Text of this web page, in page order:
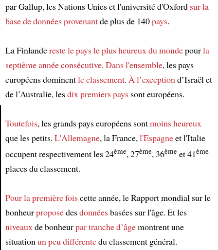
Article
par Gallup, les Nations Unies et l'université d'Oxford sur la
base de donnéesprovenantde plus de 140pays.
La Finlandereste le pays le plus heureux du mondepourla
septième année consécutive. Dans l'ensemble, les pays
européens dominentle classement. À l’exceptiond’Israël et
de l’Australie, lesdix premiers payssont européens.
Toutefois, les grands pays européens sontmoins heureux
que les petits. L'Allemagne, la France,l'Espagneet l'Italie
occupent respectivement les 24ème, 27ème, 36èmeet 41ème
places du classement.
Pour la première foiscette année, le Rapport mondial sur le
bonheurproposedesdonnéesbasées sur l'âge. Et les
niveauxde bonheurpar tranche d’âgemontrent une
situationun peu différentedu classement général.